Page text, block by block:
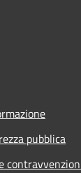
pubblica